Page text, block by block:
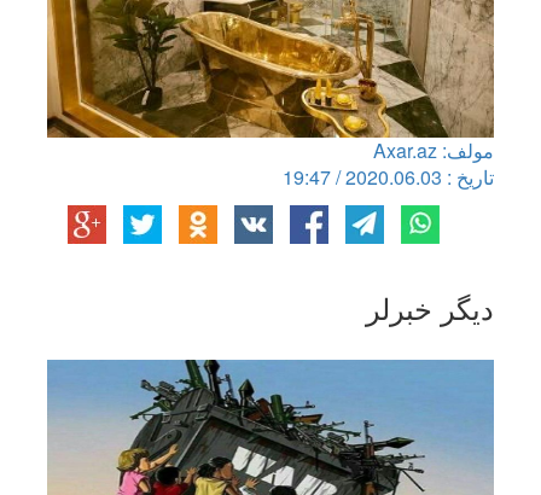
مولف: Axar.az
تاریخ : 2020.06.03 / 19:47
دیگر خبرلر